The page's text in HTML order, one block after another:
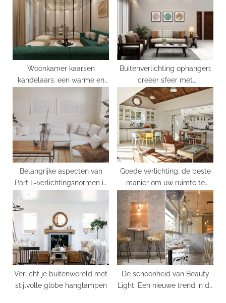
o
:
Woonkamer kaarsen
kandelaars: een warme en
Buitenverlichting ophangen:
creëer sfeer met
hanglampen
Belangrijke aspecten van
Part L-verlichtingsnormen in
Goede verlichting: de beste
manier om uw ruimte te
verlichten
Verlicht je buitenwereld met
stijlvolle globe hanglampen
De schoonheid van Beauty
Light: Een nieuwe trend in de